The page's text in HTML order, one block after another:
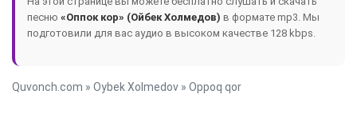
песню «Оппок кор» (Ойбек Холмедов) в формате mp3. Мы
подготовили для вас аудио в высоком качестве 128 kbps.
Quvonch.com » Oybek Xolmedov » Oppoq qor